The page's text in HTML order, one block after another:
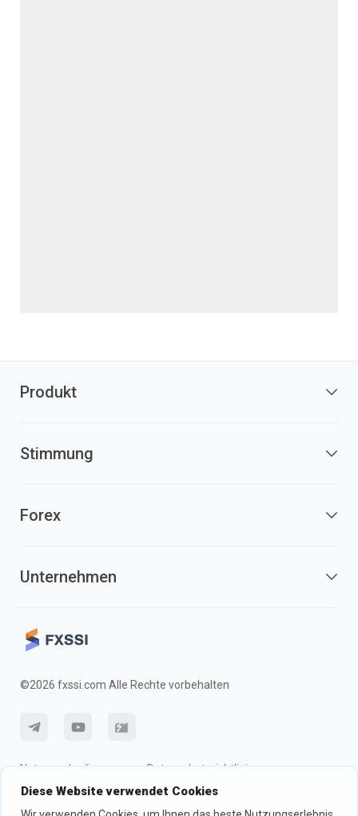
Diese Website verwendet Cookies
Produkt
Stimmung
Forex
Unternehmen
©2026 fxssi.com Alle Rechte vorbehalten
Nutzungsbedingungen
Datenschutzrichtlinie
Risikohinweis
Cookie-Richtlinie